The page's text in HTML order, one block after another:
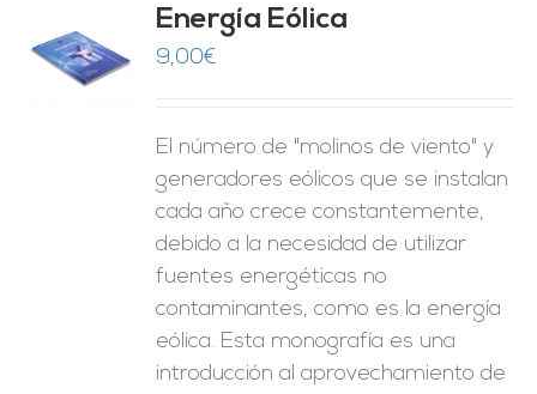
Energía Eólica
9,00€
El número de "molinos de viento" y
generadores eólicos que se instalan
cada año crece constantemente,
debido a la necesidad de utilizar
fuentes energéticas no
contaminantes, como es la energía
eólica. Esta monografía es una
introducción al aprovechamiento de